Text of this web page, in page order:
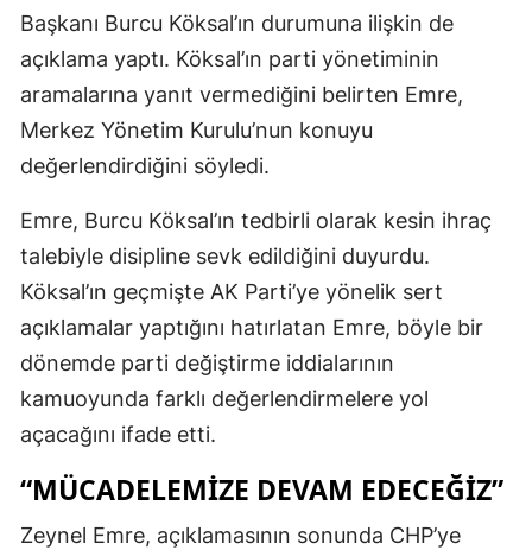
Başkanı Burcu Köksal’ın durumuna ilişkin de
açıklama yaptı. Köksal’ın parti yönetiminin
aramalarına yanıt vermediğini belirten Emre,
Merkez Yönetim Kurulu’nun konuyu
değerlendirdiğini söyledi.
Emre, Burcu Köksal’ın tedbirli olarak kesin ihraç
talebiyle disipline sevk edildiğini duyurdu.
Köksal’ın geçmişte AK Parti’ye yönelik sert
açıklamalar yaptığını hatırlatan Emre, böyle bir
dönemde parti değiştirme iddialarının
kamuoyunda farklı değerlendirmelere yol
açacağını ifade etti.
“MÜCADELEMIZE DEVAM EDECEĞIZ”
Zeynel Emre, açıklamasının sonunda CHP’ye